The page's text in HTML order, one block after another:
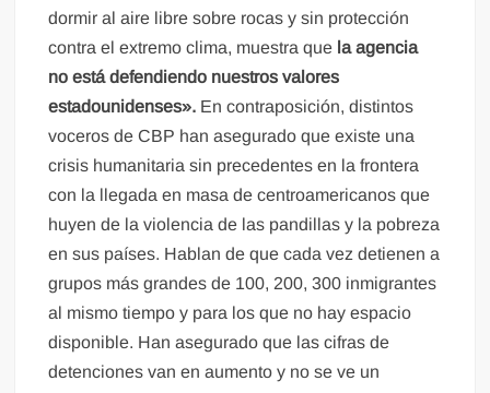
dormir al aire libre sobre rocas y sin protección
contra el extremo clima, muestra que la agencia
no está defendiendo nuestros valores
estadounidenses». En contraposición, distintos
voceros de CBP han asegurado que existe una
crisis humanitaria sin precedentes en la frontera
con la llegada en masa de centroamericanos que
huyen de la violencia de las pandillas y la pobreza
en sus países. Hablan de que cada vez detienen a
grupos más grandes de 100, 200, 300 inmigrantes
al mismo tiempo y para los que no hay espacio
disponible. Han asegurado que las cifras de
detenciones van en aumento y no se ve un